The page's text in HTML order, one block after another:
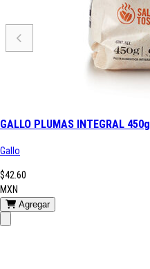
GALLO PLUMAS INTEGRAL 450g
Gallo
$42.60
MXN
Agregar